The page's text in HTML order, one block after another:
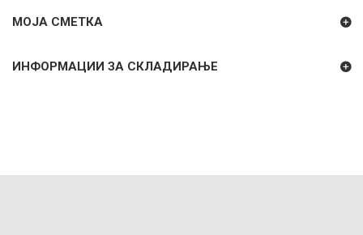
МОЈА СМЕТКА
ИНФОРМАЦИИ ЗА СКЛАДИРАЊЕ